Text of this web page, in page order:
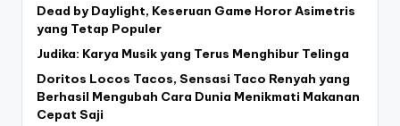
Dead by Daylight, Keseruan Game Horor Asimetris
yang Tetap Populer
Judika: Karya Musik yang Terus Menghibur Telinga
Doritos Locos Tacos, Sensasi Taco Renyah yang
Berhasil Mengubah Cara Dunia Menikmati Makanan
Cepat Saji